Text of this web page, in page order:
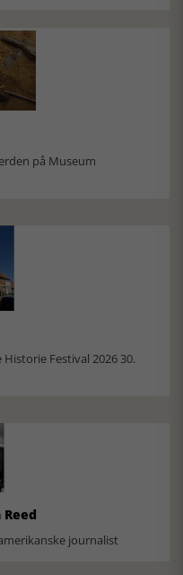
på Museum
Festival 2026 30.
journalist